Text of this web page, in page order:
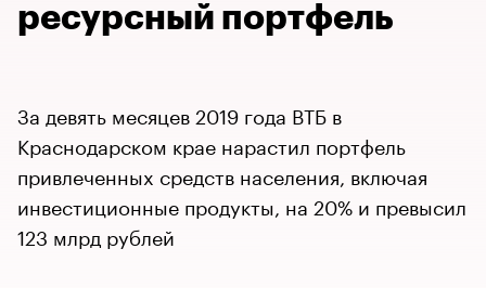
ресурсный портфель
За девять месяцев 2019 года ВТБ в
Краснодарском крае нарастил портфель
привлеченных средств населения, включая
инвестиционные продукты, на 20% и превысил
123 млрд рублей